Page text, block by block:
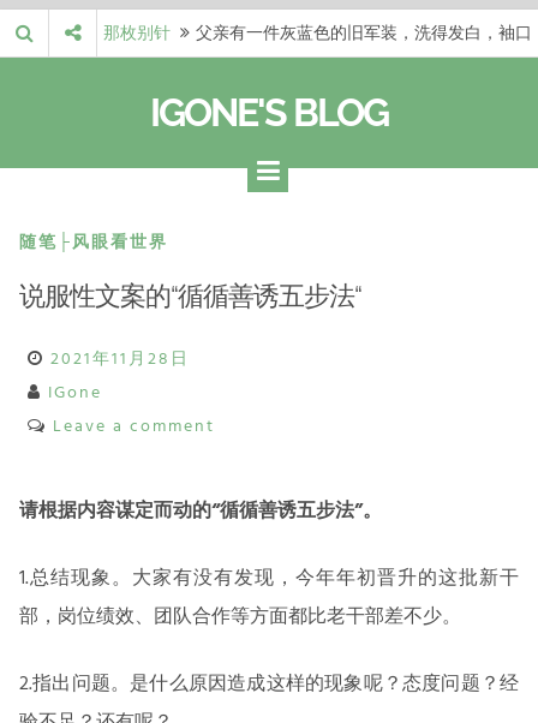
Skip
to
那枚别针
父亲有一件灰蓝色的旧军装，洗得发白，袖口
自己的生活和命…
梁冬 |…
梁冬：有一些人在某个阶段掌握了第一性原
理，完成了一次彻…
梁冬 |…
梁冬：总还有那么百分之一的人，既不努力，
IGONE'S BLOG
随笔├风眼看世界
说服性文案的“循循善诱五步法“
2021年11月28日
IGone
Leave a comment
请根据内容谋定而动的“循循善诱五步法”。
1.总结现象。大家有没有发现，今年年初晋升的这批新干
部，岗位绩效、团队合作等方面都比老干部差不少。
2.指出问题。是什么原因造成这样的现象呢？态度问题？经